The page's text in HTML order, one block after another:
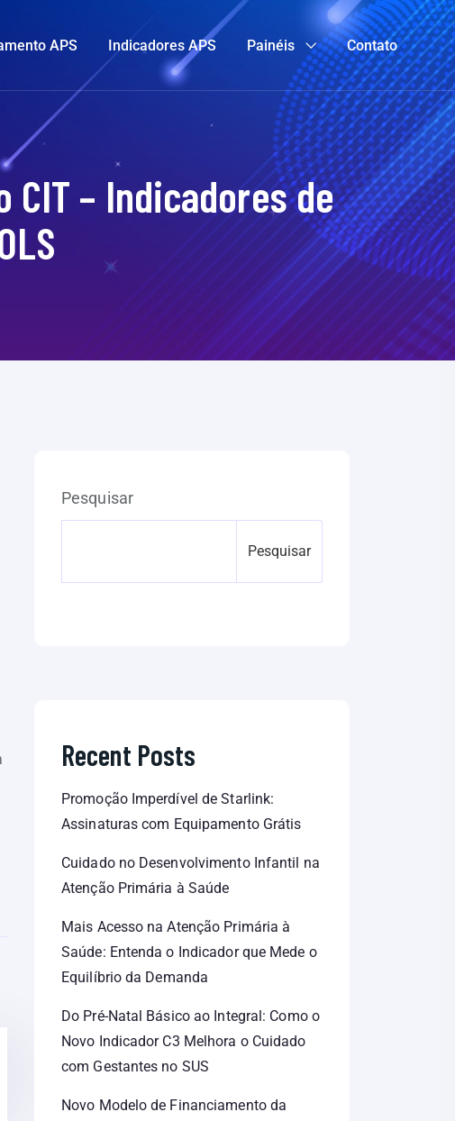
APS Indicadores APS Painéis Contato
– Indicadores de
Pesquisar
Pesquisar
Recent Posts
Promoção Imperdível de Starlink:
Assinaturas com Equipamento Grátis
Cuidado no Desenvolvimento Infantil na
Atenção Primária à Saúde
Mais Acesso na Atenção Primária à
Saúde: Entenda o Indicador que Mede o
Equilíbrio da Demanda
Do Pré-Natal Básico ao Integral: Como o
Novo Indicador C3 Melhora o Cuidado
com Gestantes no SUS
Novo Modelo de Financiamento da